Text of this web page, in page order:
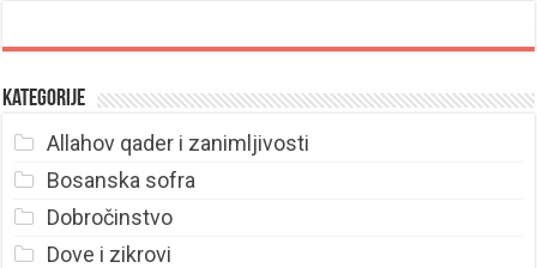
Kategorije
Allahov qader i zanimljivosti
Bosanska sofra
Dobročinstvo
Dove i zikrovi